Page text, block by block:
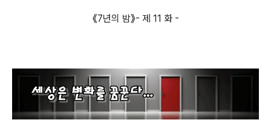
《7년의 밤》- 제 11 화 -